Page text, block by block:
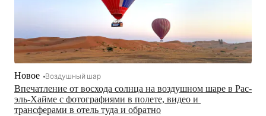
Впечатление от восхода солнца на воздушном шаре в Рас-
эль-Хайме с фотографиями в полете, видео и
трансферами в отель туда и обратно
Новое Воздушный шар